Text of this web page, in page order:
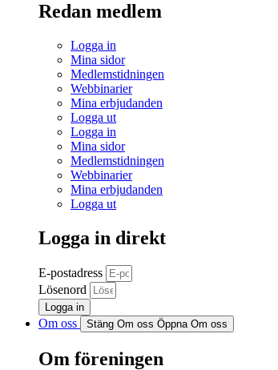
Redan medlem
Logga in
Mina sidor
Medlemstidningen
Webbinarier
Mina erbjudanden
Logga ut
Logga in
Mina sidor
Medlemstidningen
Webbinarier
Mina erbjudanden
Logga ut
Logga in direkt
E-postadress
Lösenord
Logga in
Om oss Stäng Om oss Öppna Om oss
Om föreningen